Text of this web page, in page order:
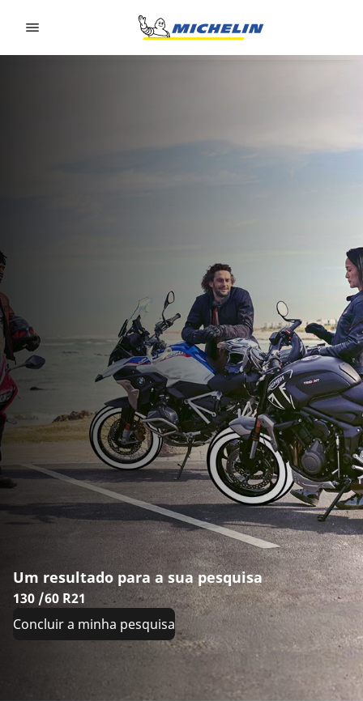
Um resultado para a sua pesquisa
130 /60 R21
Concluir a minha pesquisa